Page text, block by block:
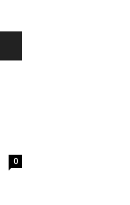
0